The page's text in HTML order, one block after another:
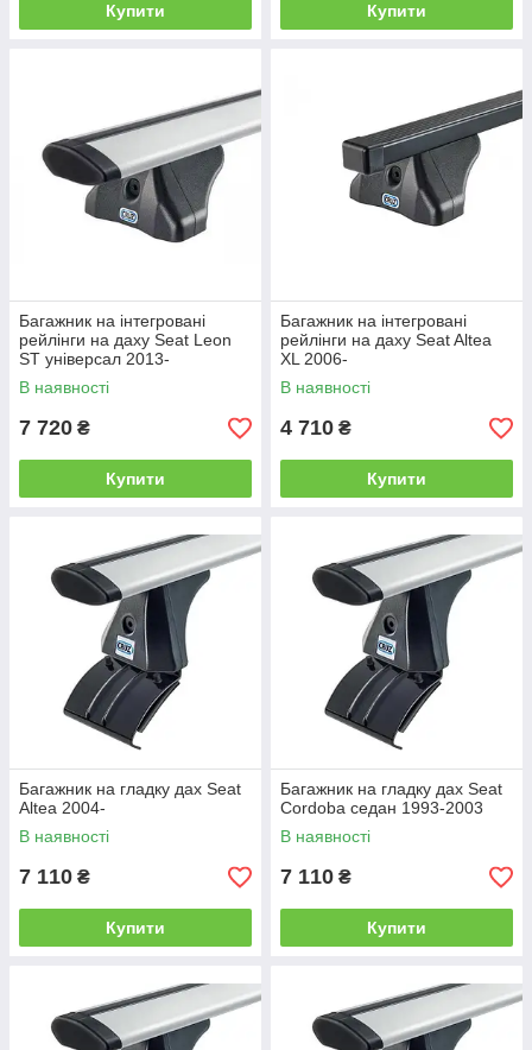
Купити Купити
Багажник на інтегровані
рейлінги на даху Seat Leon
ST універсал 2013-
В наявності
7 720 ₴
Купити
Багажник на інтегровані
рейлінги на даху Seat Altea
XL 2006-
В наявності
4 710 ₴
Купити
Багажник на гладку дах Seat
Altea 2004-
В наявності
7 110 ₴
Купити
Багажник на гладку дах Seat
Cordoba седан 1993-2003
В наявності
7 110 ₴
Купити